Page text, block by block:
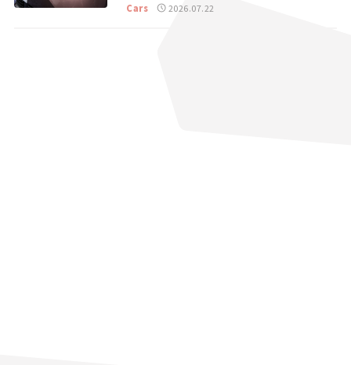
Cars 2026.07.22